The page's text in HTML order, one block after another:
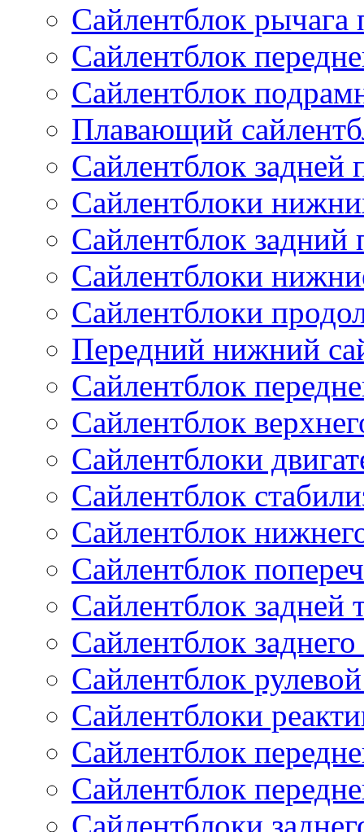
Сайлентблок рычага
Сайлентблок
Сайлентблок
Плавающий
Сайлентблок задней
Сайлентблоки
Сайлентблок задний
Сайлентблоки
Сайлентблоки
Передний нижний
Сайлентблок
Сайлентблок
Сайлентблоки
Сайлентблок
Сайлентблок
Сайлентблок
Сайлентблок задней
Сайлентблок
Сайлентблок
Сайлентблоки
Сайлентблок
Сайлентблок